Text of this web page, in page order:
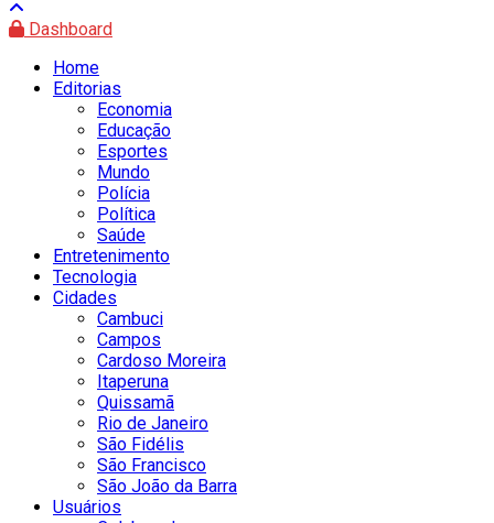
Dashboard
Home
Editorias
Economia
Educação
Esportes
Mundo
Polícia
Política
Saúde
Entretenimento
Tecnologia
Cidades
Cambuci
Campos
Cardoso Moreira
Itaperuna
Quissamã
Rio de Janeiro
São Fidélis
São Francisco
São João da Barra
Usuários